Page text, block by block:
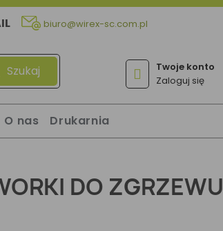
biuro@wirex-sc.com.pl
Szukaj
Zaloguj się
O nas Drukarnia
DO ZGRZEWU